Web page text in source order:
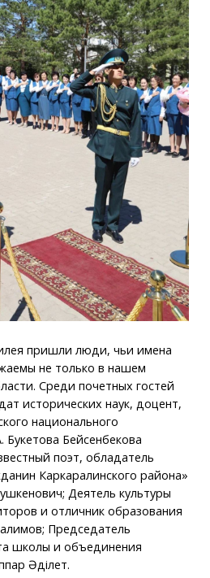
пришли люди, чьи имена
не только в нашем
Среди почетных гостей
исторических наук, доцент,
национального
Букетова Бейсенбекова
поэт, обладатель
Каркаралинского района»
Деятель культуры
и отличник образования
Председатель
школы и объединения
Әділет.